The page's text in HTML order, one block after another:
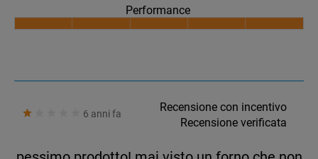
Performance
6 anni fa
Recensione con incentivo
Recensione verificata